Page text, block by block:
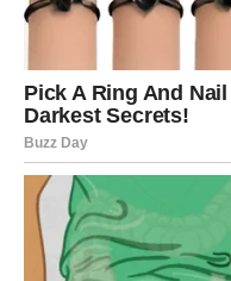
UNUTRAŠNJI
emocija i
Iznutra, Ribe prolaze
Stari osjećaji, brige i
oslobađaju.
Vaša intuicija postaje